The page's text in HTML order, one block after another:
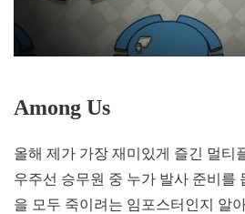
Among Us
올해 제가 가장 재미있게 즐긴 멀티
우주선 승무원 중 누가 발사 준비를
을 모두 죽이려는 임포스터인지 알